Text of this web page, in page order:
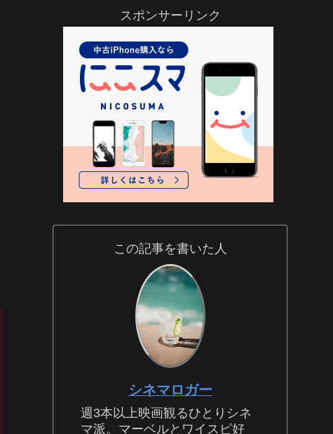
スポンサーリンク
この記事を書いた人
シネマロガー
週3本以上映画観るひとりシネ
マ派。マーベルとワイスピ好